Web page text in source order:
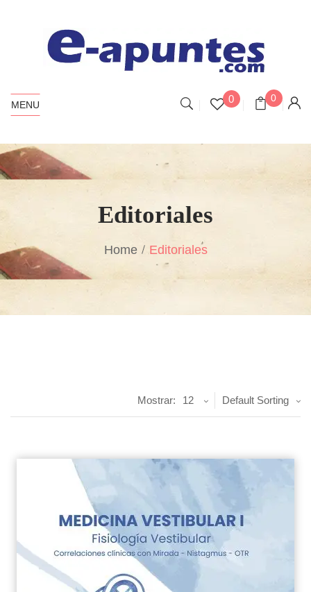
MENU 0 0
Editoriales
Home Editoriales
Default Sorting
Mostrar: 12